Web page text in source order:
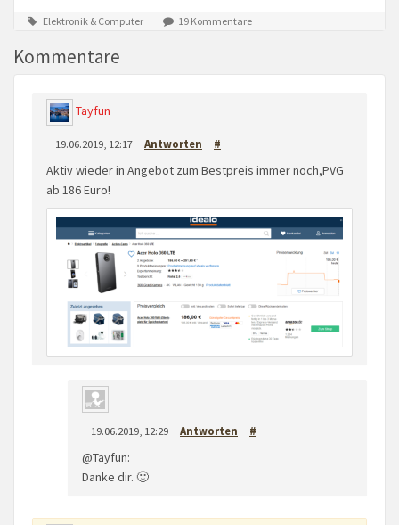
Elektronik & Computer 19 Kommentare
Kommentare
Tayfun
19.06.2019, 12:17 Antworten #
Aktiv wieder in Angebot zum Bestpreis immer noch,PVG
ab 186 Euro!
19.06.2019, 12:29 Antworten #
@Tayfun:
Danke dir. 🙂